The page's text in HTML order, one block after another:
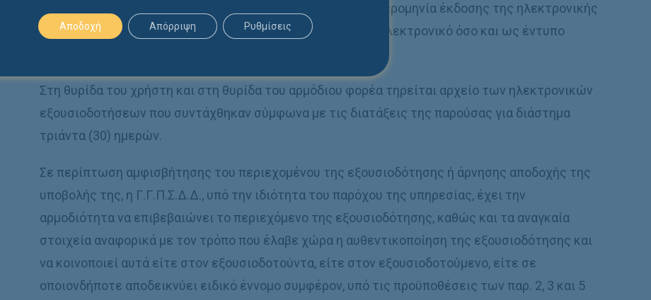
Υπουργείου Ψηφιακής Διακυβέρνησης αντιστοιχεί στην ημερομηνία έκδοσης της ηλεκτρονικής
εξουσιοδότησης. Η ηλεκτρονική εξουσιοδότηση, τόσο ως ηλεκτρονικό όσο και ως έντυπο
Στη θυρίδα του χρήστη και στη θυρίδα του αρμόδιου φορέα τηρείται αρχείο των ηλεκτρονικών
εξουσιοδοτήσεων που συντάχθηκαν σύμφωνα με τις διατάξεις της παρούσας για διάστημα
τριάντα (30) ημερών.
Σε περίπτωση αμφισβήτησης του περιεχομένου της εξουσιοδότησης ή άρνησης αποδοχής της
υποβολής της, η Γ.Γ.Π.Σ.Δ.Δ., υπό την ιδιότητα του παρόχου της υπηρεσίας, έχει την
αρμοδιότητα να επιβεβαιώνει το περιεχόμενο της εξουσιοδότησης, καθώς και τα αναγκαία
στοιχεία αναφορικά με τον τρόπο που έλαβε χώρα η αυθεντικοποίηση της εξουσιοδότησης και
να κοινοποιεί αυτά είτε στον εξουσιοδοτούντα, είτε στον εξουσιοδοτούμενο, είτε σε
οποιονδήποτε αποδεικνύει ειδικό έννομο συμφέρον, υπό τις προϋποθέσεις των παρ. 2, 3 και 5
Αποδοχή Απόρριψη Ρυθμίσεις